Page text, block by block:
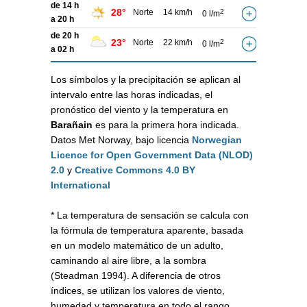
de 14 h
a 20 h
28° Norte 14 km/h 0 l/m2
de 20 h
a 02 h
23° Norte 22 km/h 0 l/m2
Los símbolos y la precipitación se aplican al
intervalo entre las horas indicadas, el
pronóstico del viento y la temperatura en
Barañain es para la primera hora indicada.
Datos Met Norway, bajo licencia Norwegian
Licence for Open Government Data (NLOD)
2.0 y Creative Commons 4.0 BY
International
* La temperatura de sensación se calcula con
la fórmula de temperatura aparente, basada
en un modelo matemático de un adulto,
caminando al aire libre, a la sombra
(Steadman 1994). A diferencia de otros
índices, se utilizan los valores de viento,